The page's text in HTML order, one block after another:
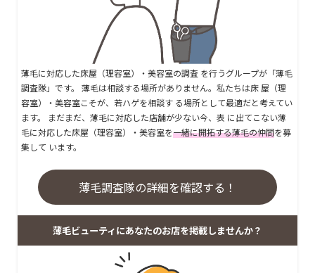
薄毛に対応した床屋（理容室）・美容室の調査 を行うグループが「薄毛
調査隊」です。 薄毛は相談する場所がありません。私たちは床 屋（理
容室）・美容室こそが、若ハゲを相談す る場所として最適だと考えてい
ます。 まだまだ、薄毛に対応した店舗が少ない今、表 に出てこない薄
毛に対応した床屋（理容室）・美容室を一緒に開拓する薄毛の仲間を募
集して います。
薄毛調査隊の詳細を確認する！
薄毛ビューティにあなたのお店を掲載しませんか？